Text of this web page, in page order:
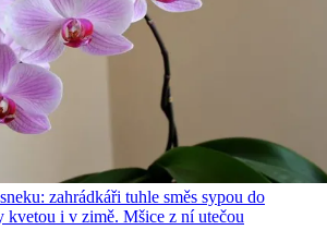
zahrádkáři tuhle směs sypou do
kvetou i v zimě. Mšice z ní utečou